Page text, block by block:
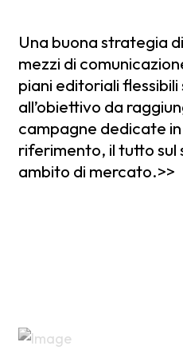
Una buona strategia
mezzi di
piani editoriali
all’obiettivo da
campagne dedicate
riferimento, il tutto sul
ambito di mercato.>>